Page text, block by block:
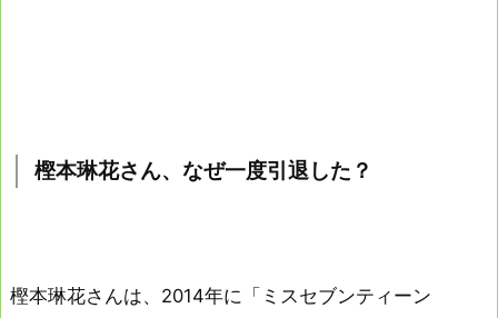
樫本琳花さん、なぜ一度引退した？
樫本琳花さんは、2014年に「ミスセブンティーン